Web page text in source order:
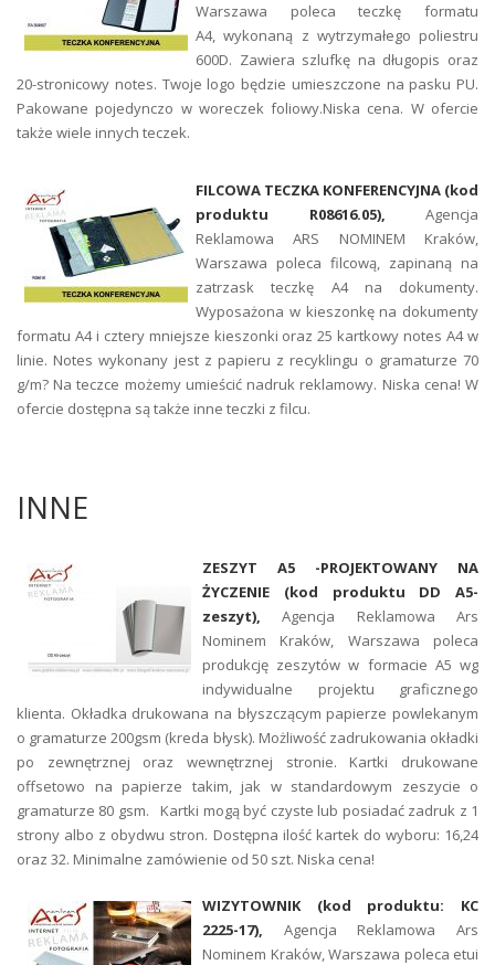
Warszawa poleca teczkę formatu
A4, wykonaną z wytrzymałego poliestru
600D. Zawiera szlufkę na długopis oraz
20-stronicowy notes. Twoje logo będzie umieszczone na pasku PU.
Pakowane pojedynczo w woreczek foliowy.Niska cena. W ofercie
także wiele innych teczek.
FILCOWA TECZKA KONFERENCYJNA (kod
produktu R08616.05), Agencja
Reklamowa ARS NOMINEM Kraków,
Warszawa poleca filcową, zapinaną na
zatrzask teczkę A4 na dokumenty.
Wyposażona w kieszonkę na dokumenty
formatu A4 i cztery mniejsze kieszonki oraz 25 kartkowy notes A4 w
linie. Notes wykonany jest z papieru z recyklingu o gramaturze 70
g/m? Na teczce możemy umieścić nadruk reklamowy. Niska cena! W
ofercie dostępna są także inne teczki z filcu.
INNE
ZESZYT A5 -PROJEKTOWANY NA
ŻYCZENIE (kod produktu DD A5-
zeszyt),Agencja Reklamowa Ars
Nominem Kraków, Warszawa poleca
produkcję zeszytów w formacie A5 wg
indywidualne projektu graficznego
klienta. Okładka drukowana na błyszczącym papierze powlekanym
o gramaturze 200gsm (kreda błysk). Możliwość zadrukowania okładki
po zewnętrznej oraz wewnętrznej stronie. Kartki drukowane
offsetowo na papierze takim, jak w standardowym zeszycie o
gramaturze 80 gsm. Kartki mogą być czyste lub posiadać zadruk z 1
strony albo z obydwu stron. Dostępna ilość kartek do wyboru: 16,24
oraz 32. Minimalne zamówienie od 50 szt. Niska cena!
WIZYTOWNIK (kod produktu: KC
2225-17), Agencja Reklamowa Ars
Nominem Kraków, Warszawa poleca etui